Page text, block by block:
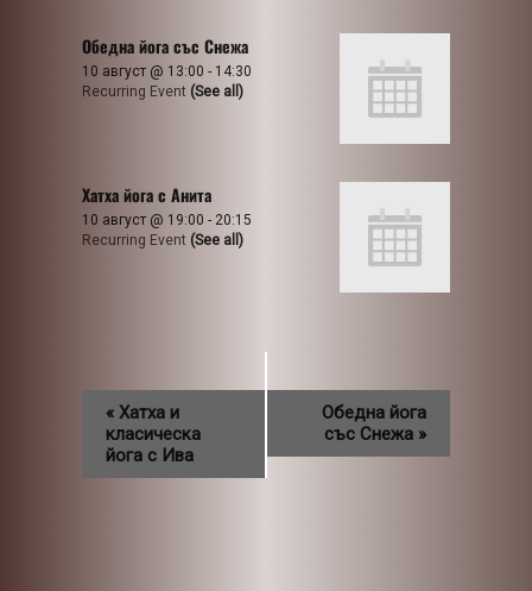
Обедна йога със Снежа
10 август @ 13:00 - 14:30
Recurring Event (See all)
Хатха йога с Анита
10 август @ 19:00 - 20:15
Recurring Event (See all)
« Хатха и
класическа
йога с Ива
Обедна йога
със Снежа »